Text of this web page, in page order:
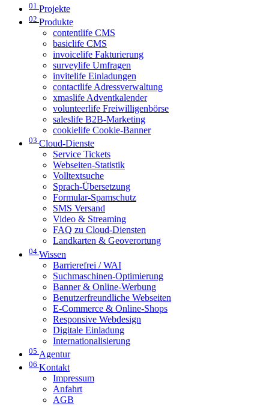
01 Projekte
02 Produkte
contentlife CMS
basiclife CMS
invoicelife Fakturierung
surveylife Umfragen
invitelife Einladungen
contactlife Adressverwaltung
xmaslife Adventkalender
volunteerlife Freiwilligenbörse
saleslife B2B-Marketing
cookielife Cookie-Banner
03 Cloud-Dienste
Service Tickets
Webseiten-Statistik
Volltextsuche
Sprach-Übersetzung
Formular-Spamschutz
SMS Versand
Video & Streaming
FAQ zu Cloud-Diensten
Landkarten & Geoverortung
04 Wissen
Barrierefrei / WAI
Suchmaschinen-Optimierung
Banner & Online-Werbung
Benutzerfreundliche Webseiten
E-Commerce & Online-Shops
Responsive Webdesign
Digitale Einladung
Internationalisierung
05 Agentur
06 Kontakt
Impressum
Anfahrt
AGB